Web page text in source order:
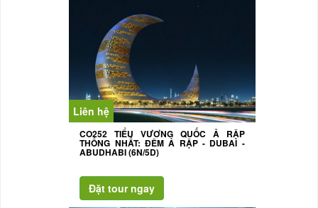
Liên hệ
CO252 TIỂU VƯƠNG QUỐC Ả RẬP
THỐNG NHẤT: ĐÊM Ả RẬP - DUBAI -
ABUDHABI (6N/5D)